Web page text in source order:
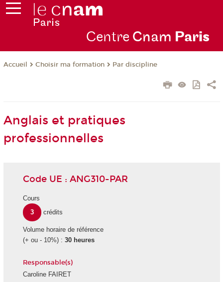
Centre Cnam Paris
Accueil Choisir ma formation Par discipline
Anglais et pratiques
professionnelles
Code UE : ANG310-PAR
Cours
3
crédits
Volume horaire de référence
(+ ou - 10%) : 30 heures
Responsable(s)
Caroline FAIRET